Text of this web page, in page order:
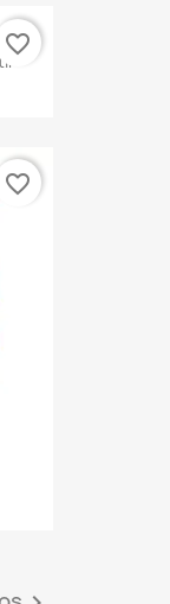
favorite_border
favorite_border